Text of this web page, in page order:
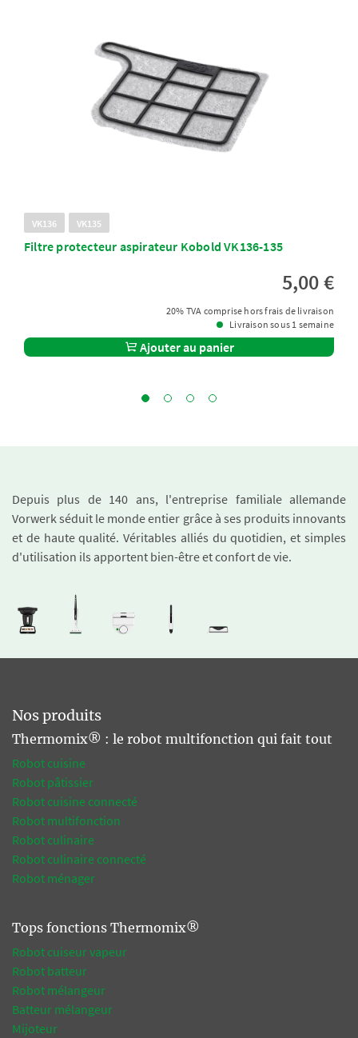
VK136 VK135
Filtre protecteur aspirateur Kobold VK136-135
5,00 €
20% TVA comprise hors frais de livraison
Livraison sous 1 semaine
Ajouter au panier
Depuis plus de 140 ans, l'entreprise familiale allemande
Vorwerk séduit le monde entier grâce à ses produits innovants
et de haute qualité. Véritables alliés du quotidien, et simples
d'utilisation ils apportent bien-être et confort de vie.
Nos produits
Thermomix® : le robot multifonction qui fait tout
Robot cuisine
Robot pâtissier
Robot cuisine connecté
Robot multifonction
Robot culinaire
Robot culinaire connecté
Robot ménager
Tops fonctions Thermomix®
Robot cuiseur vapeur
Robot batteur
Robot mélangeur
Batteur mélangeur
Mijoteur